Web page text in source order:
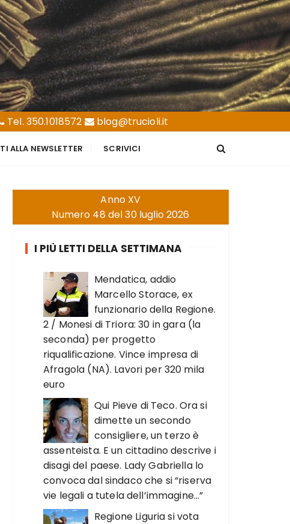
Tel. 350.1018572 blog@trucioli.it
ALLA NEWSLETTER SCRIVICI
Anno XV
Numero 48 del 30 luglio 2026
I PIÙ LETTI DELLA SETTIMANA
Mendatica, addio
Marcello Storace, ex
funzionario della Regione.
2 / Monesi di Triora: 30 in gara (la
seconda) per progetto
riqualificazione. Vince impresa di
Afragola (NA). Lavori per 320 mila
euro
Qui Pieve di Teco. Ora si
dimette un secondo
consigliere, un terzo è
assenteista. E un cittadino descrive i
disagi del paese. Lady Gabriella lo
convoca dal sindaco che si “riserva
vie legali a tutela dell’immagine…”
Regione Liguria si vota